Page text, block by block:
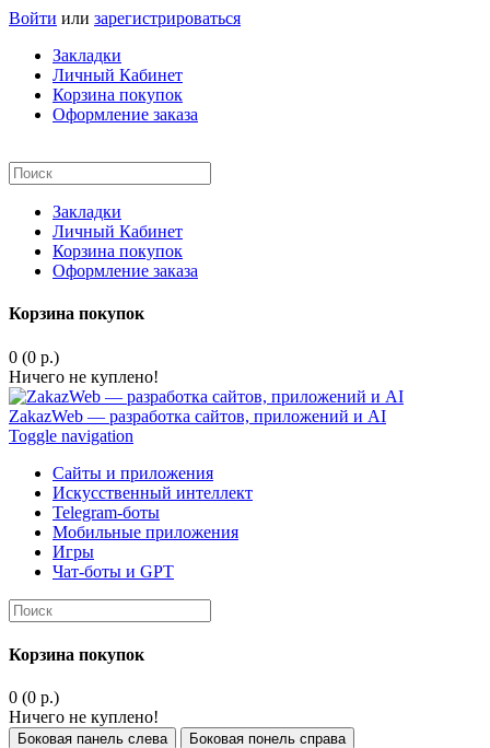
Войти или зарегистрироваться
Закладки
Личный Кабинет
Корзина покупок
Оформление заказа
Закладки
Личный Кабинет
Корзина покупок
Оформление заказа
Корзина покупок
0 (0 р.)
Ничего не куплено!
ZakazWeb — разработка сайтов, приложений и AI
Toggle navigation
Сайты и приложения
Искусственный интеллект
Telegram-боты
Мобильные приложения
Игры
Чат-боты и GPT
Корзина покупок
0 (0 р.)
Ничего не куплено!
Боковая панель слева Боковая понель справа